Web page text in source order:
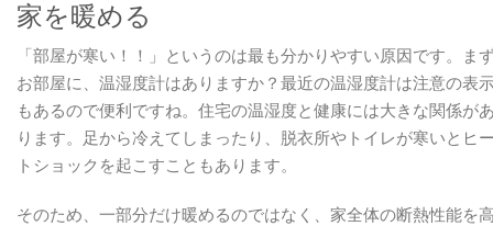
家を暖める
「部屋が寒い！！」というのは最も分かりやすい原因です。ま
お部屋に、温湿度計はありますか？最近の温湿度計は注意の表
もあるので便利ですね。住宅の温湿度と健康には大きな関係が
ります。足から冷えてしまったり、脱衣所やトイレが寒いとヒ
トショックを起こすこともあります。
そのため、一部分だけ暖めるのではなく、家全体の断熱性能を